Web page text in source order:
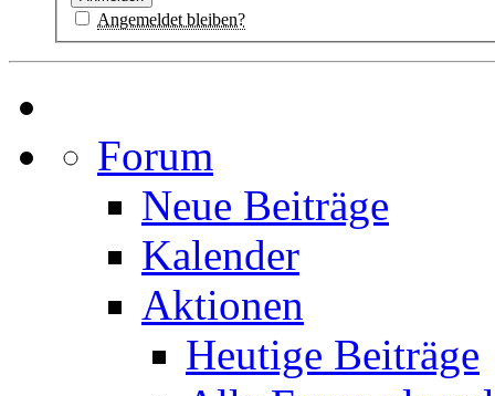
Angemeldet bleiben?
Forum
Neue Beiträge
Kalender
Aktionen
Heutige Beiträge